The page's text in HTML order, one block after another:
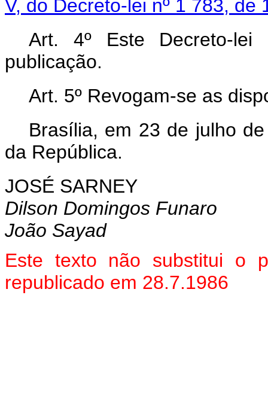
V, do Decreto-lei nº 1 783, de
Art. 4º Este Decreto-
publicação.
Art. 5º Revogam-se as
Brasília, em 23 de julho
da República.
JOSÉ SARNEY
Dilson Domingos Funaro
João Sayad
Este texto não substitui o
republicado em 28.7.1986